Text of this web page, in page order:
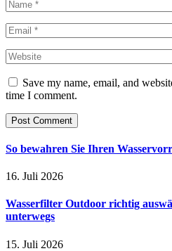
Save my name, email, and
time I comment.
So bewahren Sie Ihren
16. Juli 2026
Wasserfilter Outdoor richtig
unterwegs
15. Juli 2026